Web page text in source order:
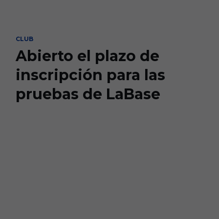
CLUB
Abierto el plazo de
inscripción para las
pruebas de LaBase